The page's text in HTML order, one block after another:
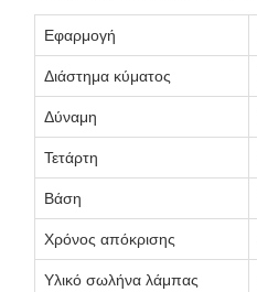
Εφαρμογή
Διάστημα κύματος
Δύναμη
Τετάρτη
Βάση
Χρόνος απόκρισης
Υλικό σωλήνα λάμπας